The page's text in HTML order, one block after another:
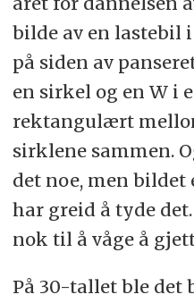
bilde av en lastebil
på siden av
en sirkel og en W i
rektangulært
sirklene sammen.
det noe, men
har greid å tyde
nok til å våge å
På 30-tallet ble det